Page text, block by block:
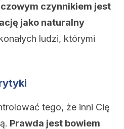
czynnikiem jest
jako naturalny
ludzi, którymi
tego, że inni Cię
Prawda jest bowiem